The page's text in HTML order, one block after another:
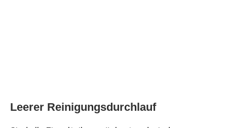
Leerer Reinigungsdurchlauf